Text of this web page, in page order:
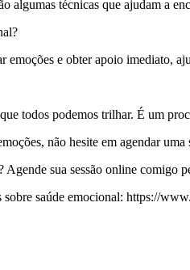
algumas técnicas que ajudam a
emoções e obter apoio imediato,
todos podemos trilhar. É um
não hesite em agendar
sua sessão online comigo
saúde emocional: https://